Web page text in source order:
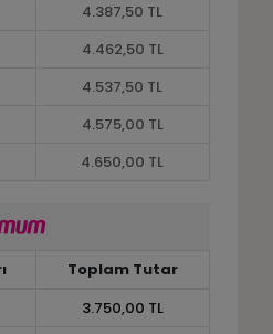
4.387,50 TL
4.462,50 TL
4.537,50 TL
4.575,00 TL
4.650,00 TL
Toplam Tutar
3.750,00 TL